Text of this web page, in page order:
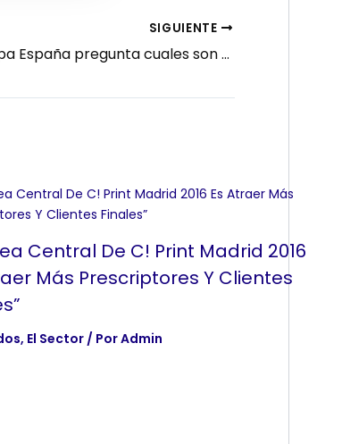
SIGUIENTE
Fespa España pregunta cuales son las ventajas de la automatización en la industria de comunicación visual
Central De C! Print Madrid 2016
Más Prescriptores Y Clientes
, El Sector / PorAdmin